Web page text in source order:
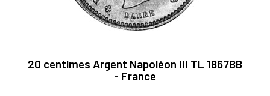
20 centimes Argent Napoléon III TL 1867BB
- France